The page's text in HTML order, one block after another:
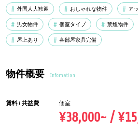
外国人大歓迎 おしゃれな物件 ア
男女物件 個室タイプ 禁煙物件
屋上あり 各部屋家具完備
物件概要 Infomation
賃料 / 共益費 個室
¥38,000~ /